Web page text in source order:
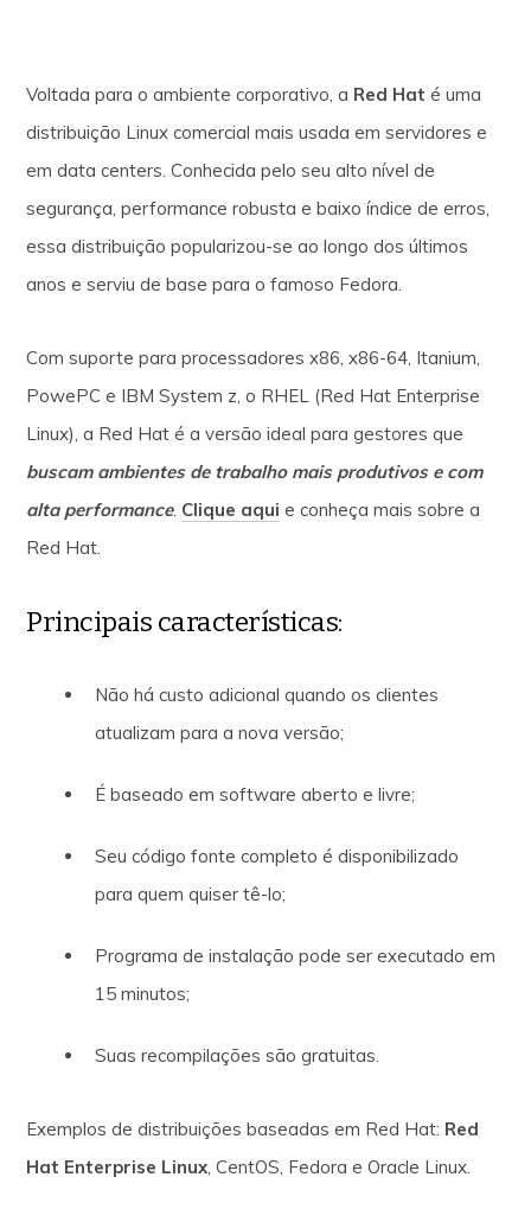
Voltada para o ambiente corporativo, a Red Hat é uma
distribuição Linux comercial mais usada em servidores e
em data centers. Conhecida pelo seu alto nível de
segurança, performance robusta e baixo índice de erros,
essa distribuição popularizou-se ao longo dos últimos
anos e serviu de base para o famoso Fedora.
Com suporte para processadores x86, x86-64, Itanium,
PowePC e IBM System z, o RHEL (Red Hat Enterprise
Linux), a Red Hat é a versão ideal para gestores que
buscam ambientes de trabalho mais produtivos e com
alta performance. Clique aqui e conheça mais sobre a
Red Hat.
Principais características:
Não há custo adicional quando os clientes
atualizam para a nova versão;
É baseado em software aberto e livre;
Seu código fonte completo é disponibilizado
para quem quiser tê-lo;
Programa de instalação pode ser executado em
15 minutos;
Suas recompilações são gratuitas.
Exemplos de distribuições baseadas em Red Hat: Red
Hat Enterprise Linux, CentOS, Fedora e Oracle Linux.